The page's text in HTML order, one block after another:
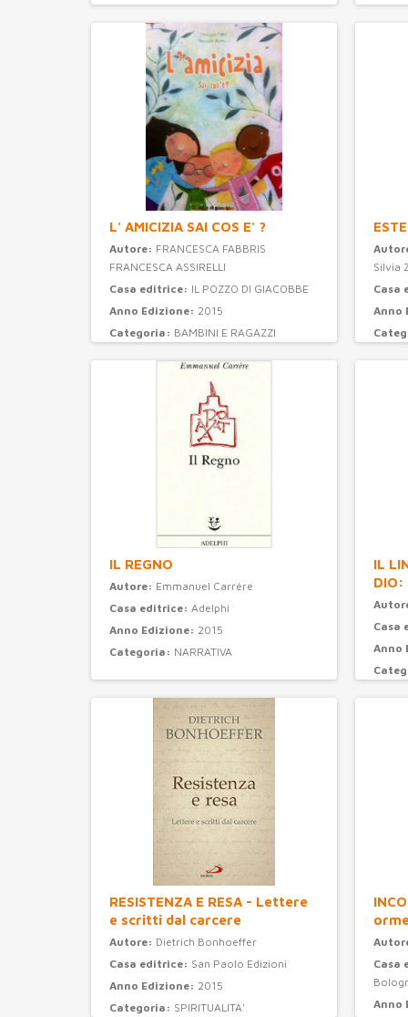
L' AMICIZIA SAI COS E' ?
Autore: FRANCESCA FABBRIS
FRANCESCA ASSIRELLI
Casa editrice: IL POZZO DI GIACOBBE
Anno Edizione: 2015
Categoria: BAMBINI E RAGAZZI
Silvia
Casa
Anno
IL REGNO
Autore: Emmanuel Carrère
Casa editrice: Adelphi
Anno Edizione: 2015
Categoria: NARRATIVA
IL
DIO:
Casa
Anno
RESISTENZA E RESA - Lettere
e scritti dal carcere
Autore: Dietrich Bonhoeffer
Casa editrice: San Paolo Edizioni
Anno Edizione: 2015
Categoria: SPIRITUALITA'
Casa
Anno